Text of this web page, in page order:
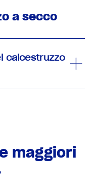
a secco
calcestruzzo
maggiori